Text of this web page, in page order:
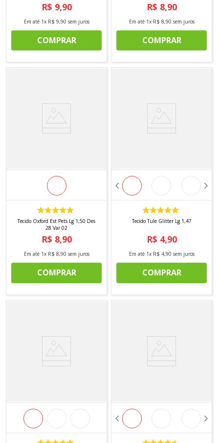
R$ 9,90
Em até 1x R$ 9,90 sem juros
COMPRAR
R$ 8,90
Em até 1x R$ 8,90 sem juros
COMPRAR
Tecido Oxford Est Pets Lg 1,50 Des
28 Var 02
R$ 8,90
Em até 1x R$ 8,90 sem juros
COMPRAR
Tecido Tule Glitter Lg 1,47
R$ 4,90
Em até 1x R$ 4,90 sem juros
COMPRAR